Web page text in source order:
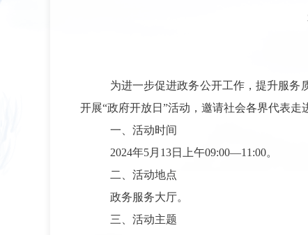
为进一步促进政务公开工作，提升服务
开展“政府开放日”活动，邀请社会各界代表走
一、活动时间
2024年5月13日上午09:00—11:00。
二、活动地点
政务服务大厅。
三、活动主题